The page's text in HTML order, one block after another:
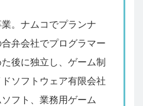
。ナムコでプランナ
弁会社でプログラマー
後に独立し、ゲーム制
ソフトウェア有限会社
フト、業務用ゲーム